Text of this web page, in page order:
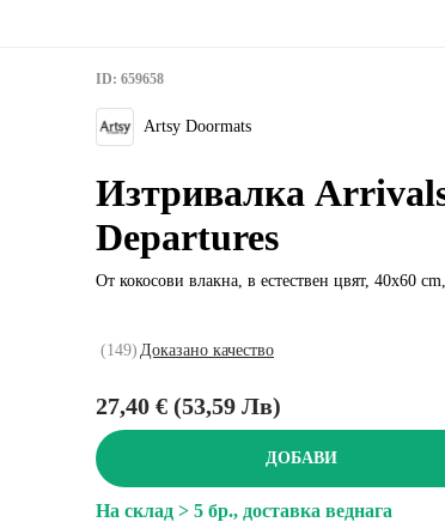
ID: 659658
Artsy Doormats
Изтривалка
Departures
От кокосови влакна, в естествен цвят, 40x60 cm
(149) Доказано качество
27,40 € (53,59 Лв)
ДОБАВИ
На склад > 5 бр., доставка веднага